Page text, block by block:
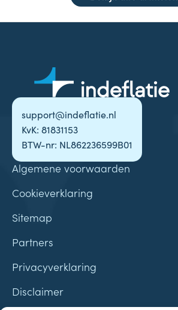
support@indeflatie.nl
KvK: 81831153
BTW-nr: NL862236599B01
Algemene voorwaarden
Cookieverklaring
Sitemap
Partners
Privacyverklaring
Disclaimer